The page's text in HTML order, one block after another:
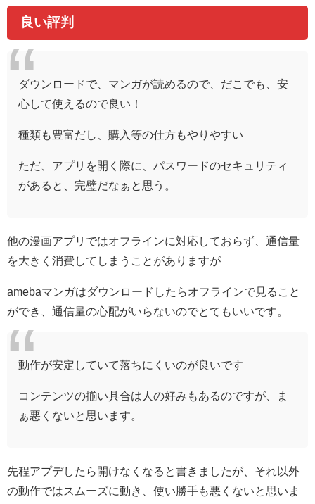
良い評判
ダウンロードで、マンガが読めるので、だこでも、安
心して使えるので良い！
種類も豊富だし、購入等の仕方もやりやすい
ただ、アプリを開く際に、パスワードのセキュリティ
があると、完璧だなぁと思う。
他の漫画アプリではオフラインに対応しておらず、通信量
を大きく消費してしまうことがありますが
amebaマンガはダウンロードしたらオフラインで見ること
ができ、通信量の心配がいらないのでとてもいいです。
動作が安定していて落ちにくいのが良いです
コンテンツの揃い具合は人の好みもあるのですが、ま
ぁ悪くないと思います。
先程アプデしたら開けなくなると書きましたが、それ以外
の動作ではスムーズに動き、使い勝手も悪くないと思いま